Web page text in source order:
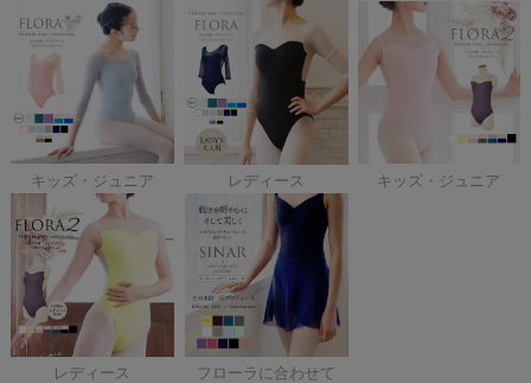
キッズ・ジュニア レディース キッズ・ジュニア
レディース
フローラに合わせて